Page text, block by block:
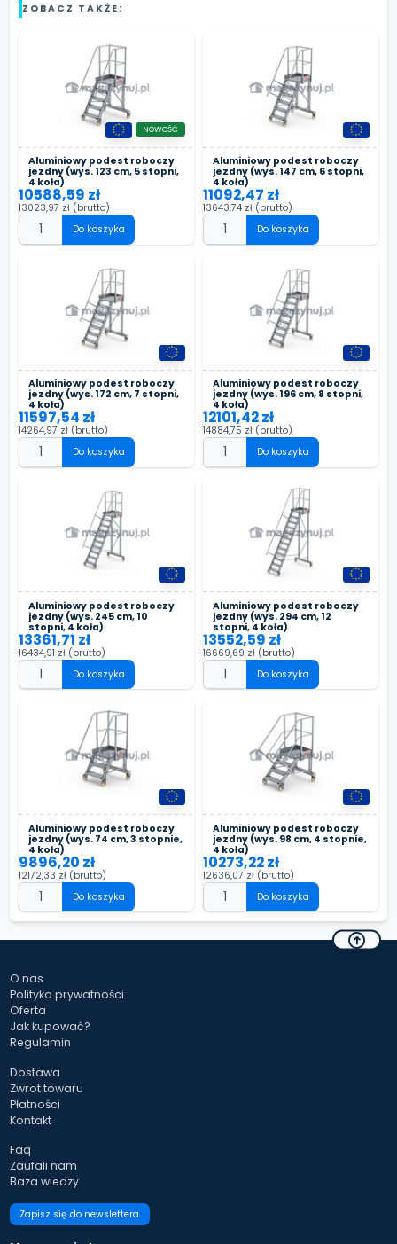
ZOBACZ TAKŻE:
Aluminiowy podest roboczy
jezdny (wys. 123 cm, 5 stopni,
4 koła)
NOWOŚĆ
10588,59 zł
13023,97 zł (brutto)
Do koszyka
Aluminiowy podest roboczy
jezdny (wys. 147 cm, 6 stopni,
4 koła)
11092,47 zł
13643,74 zł (brutto)
Do koszyka
Aluminiowy podest roboczy
jezdny (wys. 172 cm, 7 stopni,
4 koła)
11597,54 zł
14264,97 zł (brutto)
Do koszyka
Aluminiowy podest roboczy
jezdny (wys. 196 cm, 8 stopni,
4 koła)
12101,42 zł
14884,75 zł (brutto)
Do koszyka
Aluminiowy podest roboczy
jezdny (wys. 245 cm, 10
stopni, 4 koła)
13361,71 zł
16434,91 zł (brutto)
Do koszyka
Aluminiowy podest roboczy
jezdny (wys. 294 cm, 12
stopni, 4 koła)
13552,59 zł
16669,69 zł (brutto)
Do koszyka
Aluminiowy podest roboczy
jezdny (wys. 74 cm, 3 stopnie,
4 koła)
9896,20 zł
12172,33 zł (brutto)
Do koszyka
Aluminiowy podest roboczy
jezdny (wys. 98 cm, 4 stopnie,
4 koła)
10273,22 zł
12636,07 zł (brutto)
Do koszyka
O nas
Polityka prywatności
Oferta
Jak kupować?
Regulamin
Dostawa
Zwrot towaru
Płatności
Kontakt
Faq
Zaufali nam
Baza wiedzy
Zapisz się do newslettera